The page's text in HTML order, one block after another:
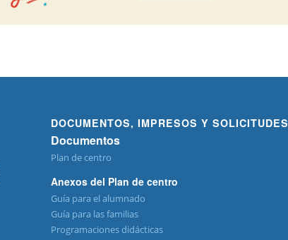
DOCUMENTOS, IMPRESOS Y SOLICITUDES
Documentos
Plan de centro
Anexos del Plan de centro
Guía para el alumnado
Guía para las familias
Programaciones didácticas